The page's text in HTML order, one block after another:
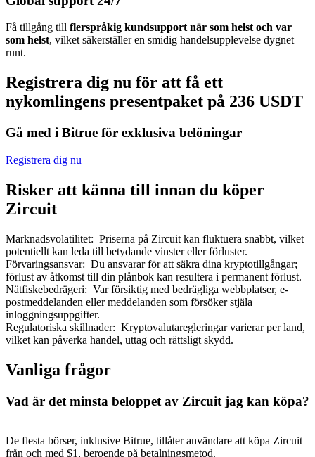
Få tillgång till flerspråkig kundsupport när som helst och var
som helst, vilket säkerställer en smidig handelsupplevelse dygnet
runt.
Registrera dig nu för att få ett
nykomlingens presentpaket på 236 USDT
Gå med i Bitrue för exklusiva belöningar
Registrera dig nu
Risker att känna till innan du köper
Zircuit
Marknadsvolatilitet: Priserna på Zircuit kan fluktuera snabbt, vilket
potentiellt kan leda till betydande vinster eller förluster.
Förvaringsansvar: Du ansvarar för att säkra dina kryptotillgångar;
förlust av åtkomst till din plånbok kan resultera i permanent förlust.
Nätfiskebedrägeri: Var försiktig med bedrägliga webbplatser, e-
postmeddelanden eller meddelanden som försöker stjäla
inloggningsuppgifter.
Regulatoriska skillnader: Kryptovalutaregleringar varierar per land,
vilket kan påverka handel, uttag och rättsligt skydd.
Vanliga frågor
Vad är det minsta beloppet av Zircuit jag kan köpa?
De flesta börser, inklusive Bitrue, tillåter användare att köpa Zircuit
från och med $1, beroende på betalningsmetod.